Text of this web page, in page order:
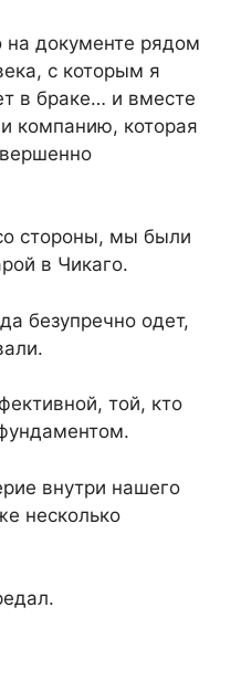
документе рядом
с которым я
в браке… и вместе
компанию, которая
стороны, мы были
в Чикаго.
безупречно одет,
той, кто
внутри нашего
несколько